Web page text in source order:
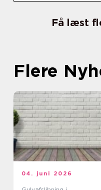
Få læst
Flere
04. juni 2026